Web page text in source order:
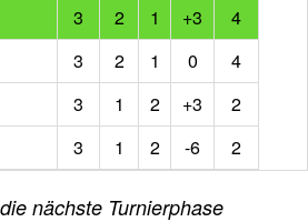
3 2 1 +3
4
3 2 1 0
4
3 1 2 +3
2
3 1 2 -6 2
nächste Turnierphase